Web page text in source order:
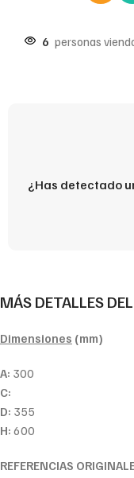
6 personas
¿Has detectado
MÁS DETALLES
Dimensiones (mm)
A: 300
C:
D: 355
H: 600
REFERENCIAS